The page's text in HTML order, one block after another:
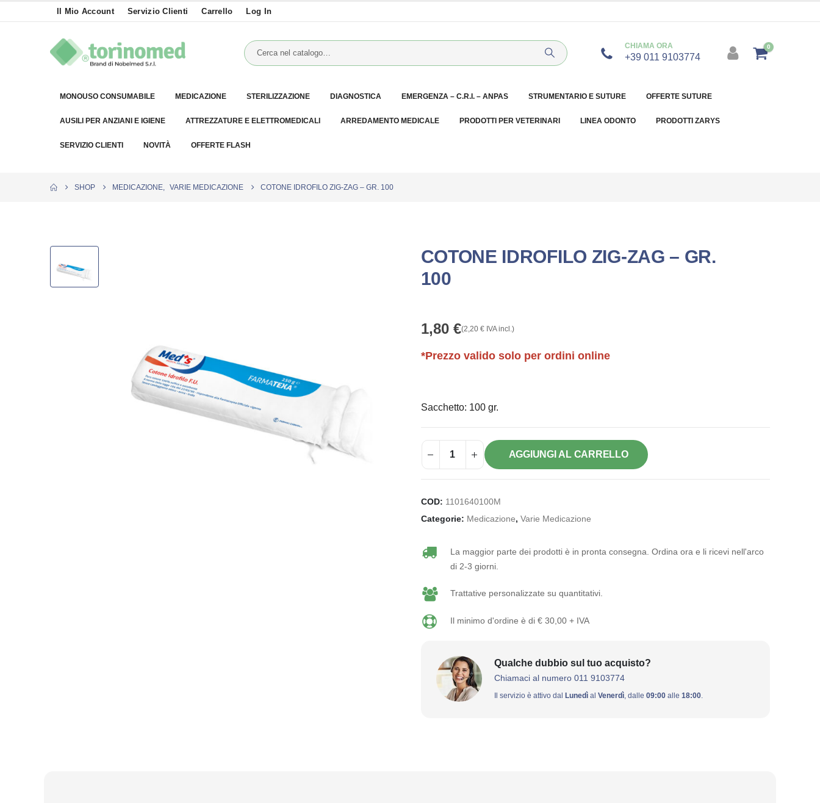
Il Mio Account Servizio Clienti Carrello Log In
CHIAMA ORA
+39 011 9103774
0
MONOUSO CONSUMABILE MEDICAZIONE STERILIZZAZIONE DIAGNOSTICA EMERGENZA – C.R.I. – ANPAS STRUMENTARIO E SUTURE OFFERTE SUTURE
AUSILI PER ANZIANI E IGIENE ATTREZZATURE E ELETTROMEDICALI ARREDAMENTO MEDICALE PRODOTTI PER VETERINARI LINEA ODONTO PRODOTTI ZARYS
SERVIZIO CLIENTI NOVITÀ OFFERTE FLASH
SHOP MEDICAZIONE VARIE MEDICAZIONE COTONE IDROFILO ZIG-ZAG – GR. 100
COTONE IDROFILO ZIG-ZAG – GR.
100
1,80 €(2,20 €IVA incl.)
*Prezzo valido solo per ordini online
Sacchetto: 100 gr.
AGGIUNGI AL CARRELLO
COD: 1101640100M
Categorie: Medicazione, Varie Medicazione
La maggior parte dei prodotti è in pronta consegna. Ordina ora e li ricevi nell'arco
di 2-3 giorni.
Trattative personalizzate su quantitativi.
Il minimo d'ordine è di € 30,00 + IVA
Qualche dubbio sul tuo acquisto?
Chiamaci al numero 011 9103774
Il servizio è attivo dal Lunedìal Venerdì, dalle 09:00alle 18:00.